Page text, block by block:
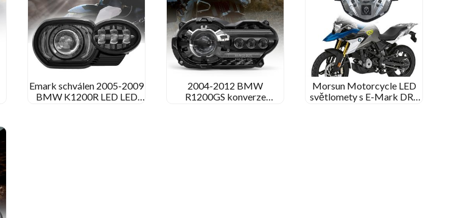
Emark schválen 2005-2009
BMW K1200R LED LED
2004-2012 BMW
R1200GS konverze
Morsun Motorcycle LED
světlomety s E-Mark DRL